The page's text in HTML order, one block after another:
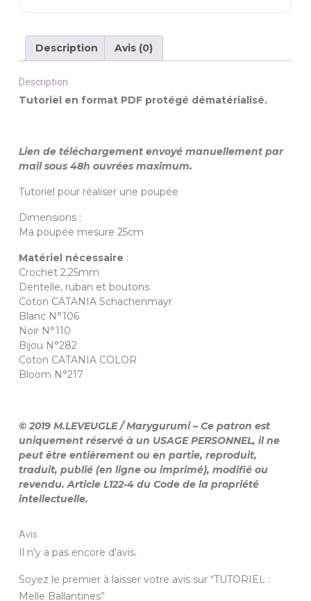
Description Avis (0)
Description
Tutoriel en format PDF protégé dématérialisé.
Lien de téléchargement envoyé manuellement par
mail sous 48h ouvrées maximum.
Tutoriel pour réaliser une poupée
Dimensions :
Ma poupée mesure 25cm
Matériel nécessaire :
Crochet 2,25mm
Dentelle, ruban et boutons
Coton CATANIA Schachenmayr
Blanc N°106
Noir N°110
Bijou N°282
Coton CATANIA COLOR
Bloom N°217
© 2019 M.LEVEUGLE / Marygurumi – Ce patron est
uniquement réservé à un USAGE PERSONNEL, il ne
peut être entièrement ou en partie, reproduit,
traduit, publié (en ligne ou imprimé), modifié ou
revendu. Article L122-4 du Code de la propriété
intellectuelle.
Avis
Il n’y a pas encore d’avis.
Soyez le premier à laisser votre avis sur “TUTORIEL :
Melle Ballantines”